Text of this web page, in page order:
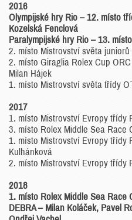
2016
Olympijské hry Rio – 12. místo
Kozelská Fenclová
Paralympijské hry Rio – 13.
2. místo Mistrovství světa
2. místo Giraglia Rolex Cup
Milan Hájek
1. místo Mistrovství světa třídy
2017
1. místo Mistrovství Evropy třídy
3. místo Rolex Middle Sea Race
1. místo Mistrovství Evropy třídy
Kulhánková
2. místo Mistrovství Evropy třídy
2018
1. místo Rolex Middle Sea Race
DEBRA – Milan Koláček, Pavel